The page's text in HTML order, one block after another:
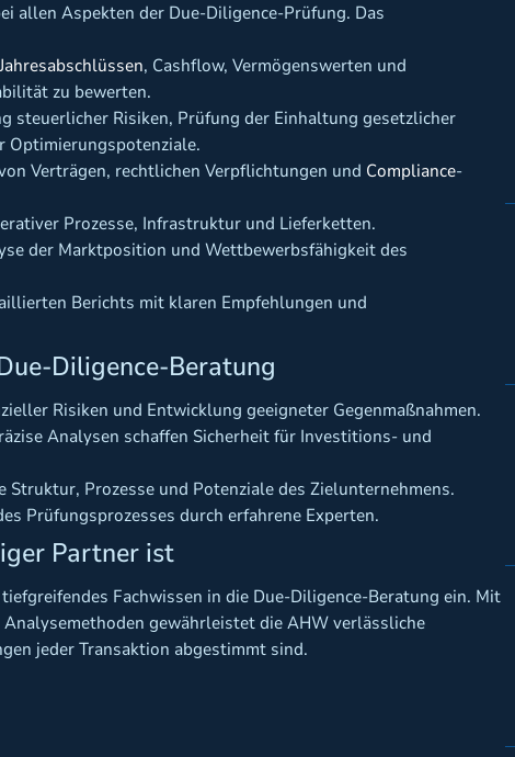
allen Aspekten der Due-Diligence-Prüfung. Das
Jahresabschlüssen, Cashflow, Vermögenswerten und
zu bewerten.
steuerlicher Risiken, Prüfung der Einhaltung gesetzlicher
Optimierungspotenziale.
Verträgen, rechtlichen Verpflichtungen und Compliance-
Prozesse, Infrastruktur und Lieferketten.
der Marktposition und Wettbewerbsfähigkeit des
Berichts mit klaren Empfehlungen und
Diligence-Beratung
Risiken und Entwicklung geeigneter Gegenmaßnahmen.
Analysen schaffen Sicherheit für Investitions- und
Struktur, Prozesse und Potenziale des Zielunternehmens.
Prüfungsprozesses durch erfahrene Experten.
Partner ist
Fachwissen in die Due-Diligence-Beratung ein. Mit
gewährleistet die AHW verlässliche
jeder Transaktion abgestimmt sind.